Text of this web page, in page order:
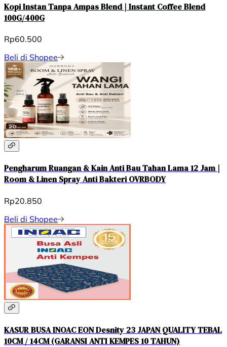
Kopi Instan Tanpa Ampas Blend | Instant Coffee Blend
100G/400G
Rp60.500
Beli di Shopee
Pengharum Ruangan & Kain Anti Bau Tahan Lama 12 Jam |
Room & Linen Spray Anti Bakteri OVRBODY
Rp20.850
Beli di Shopee
KASUR BUSA INOAC EON Desnity 23 JAPAN QUALITY TEBAL
10CM / 14CM (GARANSI ANTI KEMPES 10 TAHUN)